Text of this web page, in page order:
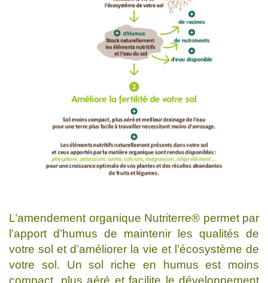
L’amendement organique Nutriterre® permet par
l’apport d’humus de maintenir les qualités de
votre sol et d’améliorer la vie et l’écosystème de
votre sol. Un sol riche en humus est moins
compact, plus aéré et facilite le développement